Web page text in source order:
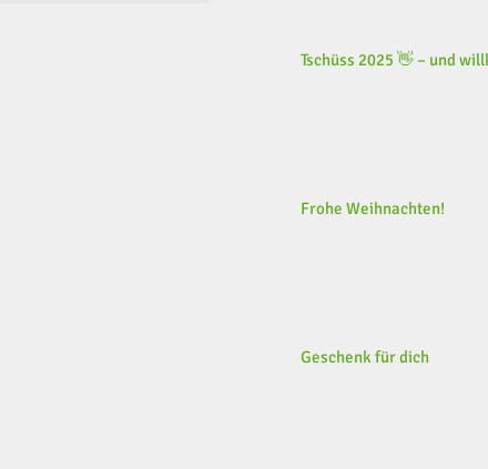
Tschüss 2025 👋 – und
Frohe Weihnachten!
Geschenk für dich